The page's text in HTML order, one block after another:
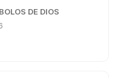
DE DIOS